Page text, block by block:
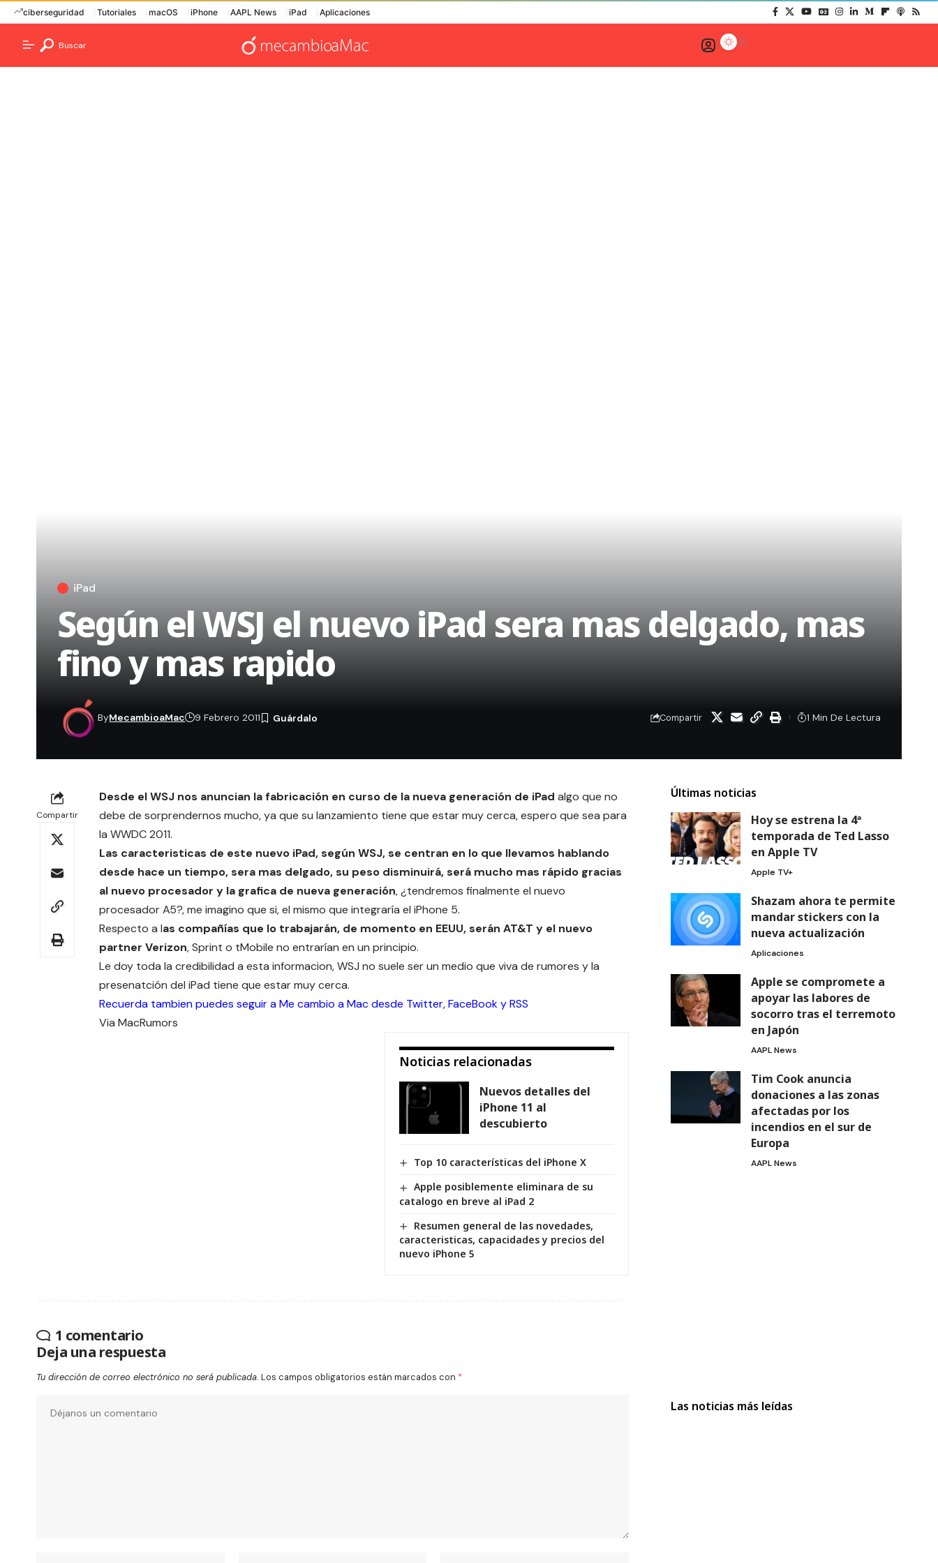
ciberseguridad Tutoriales macOS iPhone AAPL News iPad Aplicaciones
Buscar
iPad
Según el WSJ el nuevo iPad sera mas delgado, mas
fino y mas rapido
ByMecambioaMac 9 Febrero 2011 Compartir 1 Min De Lectura
Compartir
Desde elWSJ nos anuncian la fabricación en curso de la nueva generación de iPad algo que no
debe de sorprendernos mucho, ya que su lanzamiento tiene que estar muy cerca, espero que sea para
la WWDC 2011.
Las caracteristicas de este nuevo iPad, según WSJ, se centran en lo que llevamos hablando
desde hace un tiempo, sera mas delgado, su peso disminuirá, será mucho mas rápido gracias
al nuevo procesador y la grafica de nueva generación, ¿tendremos finalmente el nuevo
procesador A5?, me imagino que si, el mismo que integraría el iPhone 5.
Respecto a las compañías que lo trabajarán, de momento en EEUU, serán AT&T y el nuevo
partner Verizon, Sprint o tMobile no entrarían en un principio.
Le doy toda la credibilidad a esta informacion, WSJ no suele ser un medio que viva de rumores y la
presenatción del iPad tiene que estar muy cerca.
Recuerda tambien puedes seguir a Me cambio a Mac desde Twitter,FaceBookyRSS
Via MacRumors
Noticias relacionadas
Nuevos detalles del
iPhone 11 al
descubierto
Top 10 características del iPhone X
Apple posiblemente eliminara de su
catalogo en breve al iPad 2
Resumen general de las novedades,
caracteristicas, capacidades y precios del
nuevo iPhone 5
1 comentario
Deja una respuesta
Tu dirección de correo electrónico no será publicada. Los campos obligatorios están marcados con *
Últimas noticias
Hoy se estrena la 4ª
temporada de Ted Lasso
en Apple TV
Apple TV+
Shazam ahora te permite
mandar stickers con la
nueva actualización
Aplicaciones
Apple se compromete a
apoyar las labores de
socorro tras el terremoto
en Japón
AAPL News
Tim Cook anuncia
donaciones a las zonas
afectadas por los
incendios en el sur de
Europa
AAPL News
Las noticias más leídas